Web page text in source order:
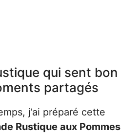
qui sent bon
partagés
j’ai préparé cette
Rustique aux Pommes